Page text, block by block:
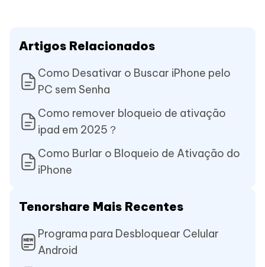
Artigos Relacionados
Como Desativar o Buscar iPhone pelo
PC sem Senha
Como remover bloqueio de ativação
ipad em 2025？
Como Burlar o Bloqueio de Ativação do
iPhone
Tenorshare Mais Recentes
Programa para Desbloquear Celular
Android